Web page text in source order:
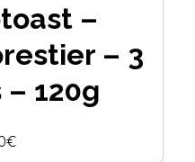
–
– 3
120g